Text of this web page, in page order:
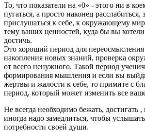
То, что показатели на «0» - этого ни в
пугаться, а просто наконец расслабиться,
прислушаться к себе, к окружающему
тему ваших ценностей, куда бы вы
достичь.
Это хороший период для переосмысления
накопления новых знаний, проверка
от всего ненужного. Такой период
формирования мышления и если вы
жертвы и жалости к себе, то примите с
период, который может изменить все
Не всегда необходимо бежать, достигать ,
иногда надо замедлиться, чтобы
потребности своей души.